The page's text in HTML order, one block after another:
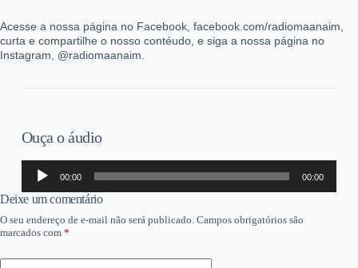
Acesse a nossa página no Facebook, facebook.com/radiomaanaim,
curta e compartilhe o nosso contéudo, e siga a nossa página no
Instagram, @radiomaanaim.
Ouça o áudio
Tocador
áudio
00:00 00:00
Deixe um comentário
O seu endereço de e-mail não será publicado. Campos obrigatórios são
marcados com *